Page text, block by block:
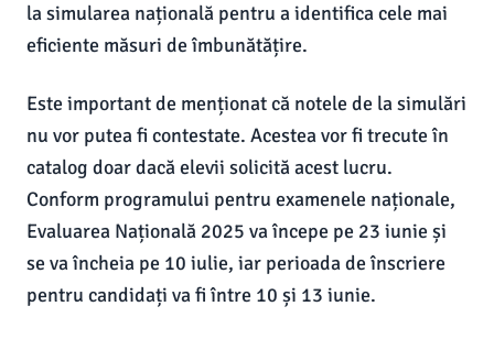
la simularea națională pentru a identifica cele mai
eficiente măsuri de îmbunătățire.
Este important de menționat că notele de la simulări
nu vor putea fi contestate. Acestea vor fi trecute în
catalog doar dacă elevii solicită acest lucru.
Conform programului pentru examenele naționale,
Evaluarea Națională 2025 va începe pe 23 iunie și
se va încheia pe 10 iulie, iar perioada de înscriere
pentru candidați va fi între 10 și 13 iunie.